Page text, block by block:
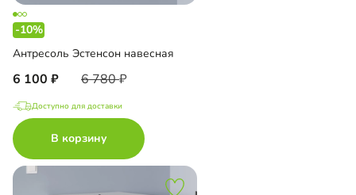
-10%
Антресоль Эстенсон навесная
6 100 6 780
Доступно для доставки
В корзину